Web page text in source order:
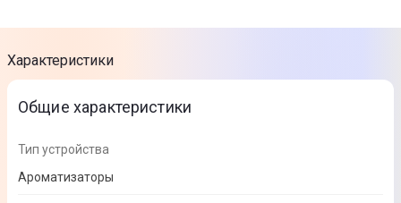
Характеристики
Общие характеристики
Тип устройства
Ароматизаторы